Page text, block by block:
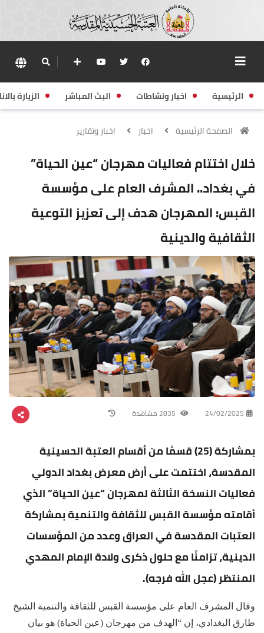
الرئيسية اخبار ونشاطات البث المباشر الزيارة
الصفحة الرئيسية اخبار اخبار وتقارير
خلال اختتام فعاليات مهرجان “عين الحياة”
في بغداد.. المشرف العام على مؤسسة
القبس: المهرجان هدف إلى تعزيز التوعية
الثقافية والدينية
24/02/2025
بمشاركة (25) قسمًا من أقسام العتبة الحسينية
المقدسة، اختتمت على أرض معرض بغداد الدولي
فعاليات النسخة الثالثة لمهرجان “عين الحياة” الذي
أقامته مؤسسة القبس للثقافة والتنمية بمشاركة
العتبات المقدسة في العراق وعدد من المؤسسات
الدينية، تزامنًا مع حلول ذكرى ولادة الإمام المهدي
المنتظر (عجل الله فرجه).
وقال المشرف العام على مؤسسة القبس للثقافة والتنمية الشيخ
طارق البغدادي، إن “الهدف من مهرجان (عين الحياة) هو بيان